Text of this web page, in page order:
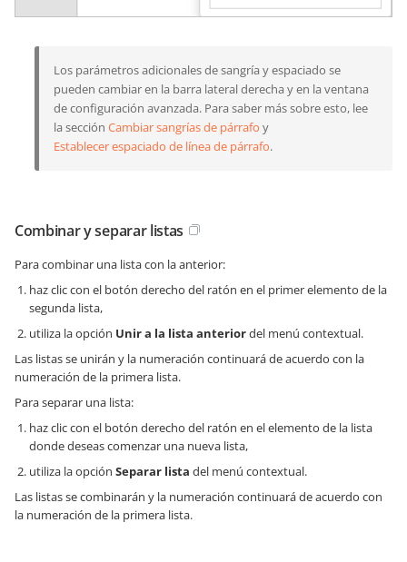
Los parámetros adicionales de sangría y espaciado se
pueden cambiar en la barra lateral derecha y en la ventana
de configuración avanzada. Para saber más sobre esto, lee
la sección Cambiar sangrías de párrafo y
Establecer espaciado de línea de párrafo.
Combinar y separar listas
Para combinar una lista con la anterior:
haz clic con el botón derecho del ratón en el primer elemento de la
segunda lista,
utiliza la opción Unir a la lista anteriordel menú contextual.
Las listas se unirán y la numeración continuará de acuerdo con la
numeración de la primera lista.
Para separar una lista:
haz clic con el botón derecho del ratón en el elemento de la lista
donde deseas comenzar una nueva lista,
utiliza la opción Separar lista del menú contextual.
Las listas se combinarán y la numeración continuará de acuerdo con
la numeración de la primera lista.